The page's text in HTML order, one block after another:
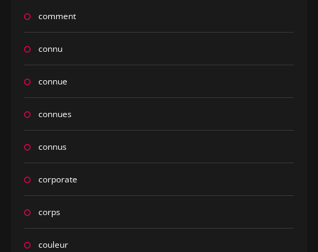
comment
connu
connue
connues
connus
corporate
corps
couleur